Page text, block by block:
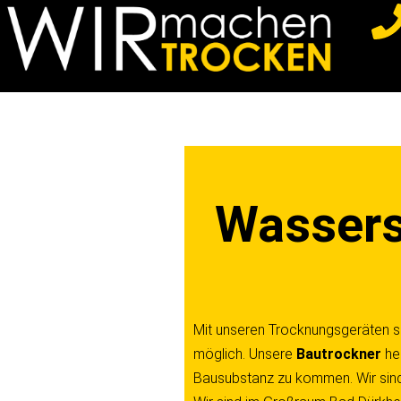
Z
Mit unseren Trocknungsgeräten
möglich. Unsere Bautrockner
Bausubstanz zu kommen. Wir